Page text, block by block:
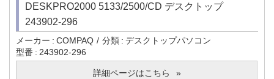
DESKPRO2000 5133/2500/CD デスクトップ
243902-296
メーカー COMPAQ 分類
デスクトップパソコン
型番
243902-296
詳細ページはこちら